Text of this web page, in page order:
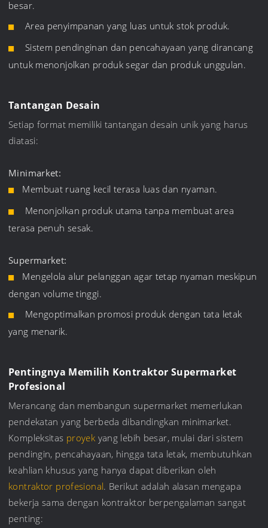
besar.
Area penyimpanan yang luas untuk stok produk.
Sistem pendinginan dan pencahayaan yang dirancang
untuk menonjolkan produk segar dan produk unggulan.
Tantangan Desain
Setiap format memiliki tantangan desain unik yang harus
diatasi:
Minimarket:
Membuat ruang kecil terasa luas dan nyaman.
Menonjolkan produk utama tanpa membuat area
terasa penuh sesak.
Supermarket:
Mengelola alur pelanggan agar tetap nyaman meskipun
dengan volume tinggi.
Mengoptimalkan promosi produk dengan tata letak
yang menarik.
Pentingnya Memilih Kontraktor Supermarket
Profesional
Merancang dan membangun supermarket memerlukan
pendekatan yang berbeda dibandingkan minimarket.
Kompleksitas proyek yang lebih besar, mulai dari sistem
pendingin, pencahayaan, hingga tata letak, membutuhkan
keahlian khusus yang hanya dapat diberikan oleh
kontraktor profesional. Berikut adalah alasan mengapa
bekerja sama dengan kontraktor berpengalaman sangat
penting: